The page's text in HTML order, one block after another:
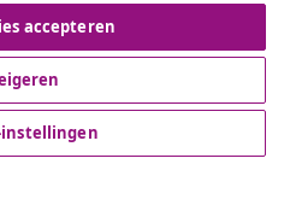
is een website van vidaXL
accepteren
instellingen